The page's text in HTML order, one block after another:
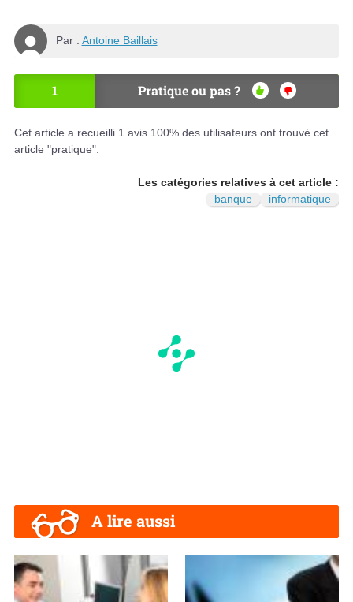
Par : Antoine Baillais
1 Pratique ou pas ?
OU
NO
N
Cet article a recueilli 1 avis. 100% des utilisateurs ont trouvé cet
article "pratique".
Les catégories relatives à cet article :
banque
informatique
A lire aussi